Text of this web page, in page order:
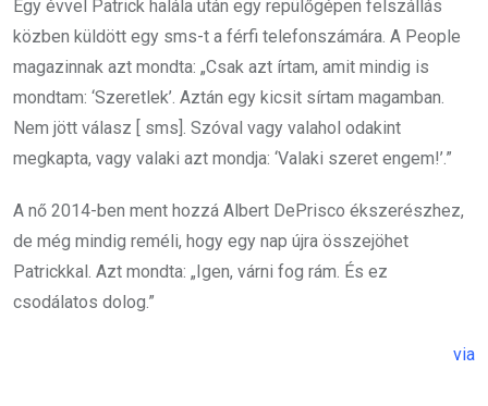
Egy évvel Patrick halála után egy repülőgépen felszállás
közben küldött egy sms-t a férfi telefonszámára. A People
magazinnak azt mondta: „Csak azt írtam, amit mindig is
mondtam: ‘Szeretlek’. Aztán egy kicsit sírtam magamban.
Nem jött válasz [ sms]. Szóval vagy valahol odakint
megkapta, vagy valaki azt mondja: ‘Valaki szeret engem!’.”
A nő 2014-ben ment hozzá Albert DePrisco ékszerészhez,
de még mindig reméli, hogy egy nap újra összejöhet
Patrickkal. Azt mondta: „Igen, várni fog rám. És ez
csodálatos dolog.”
via